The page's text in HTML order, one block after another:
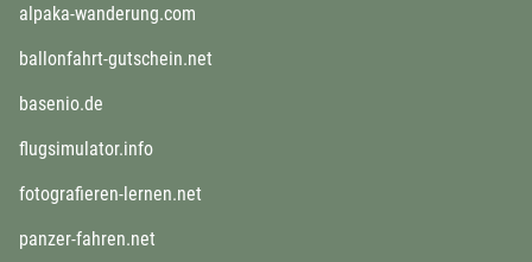
alpaka-wanderung.com
ballonfahrt-gutschein.net
basenio.de
flugsimulator.info
fotografieren-lernen.net
panzer-fahren.net